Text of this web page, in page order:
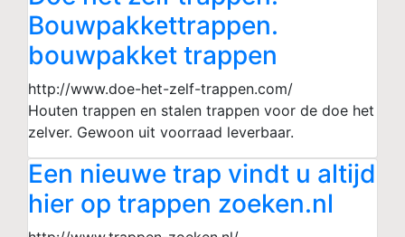
Bouwpakkettrappen.
bouwpakket trappen
http://www.doe-het-zelf-trappen.com/
Houten trappen en stalen trappen voor de doe het
zelver. Gewoon uit voorraad leverbaar.
Een nieuwe trap vindt u altijd
hier op trappen zoeken.nl